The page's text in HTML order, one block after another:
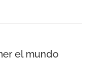
el mundo